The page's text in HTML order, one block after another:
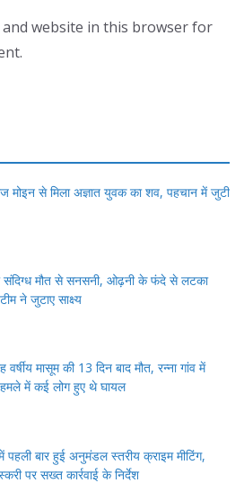
and website in this browser for
मोइन से मिला अज्ञात युवक का शव, पहचान में जुटी
संदिग्ध मौत से सनसनी, ओढ़नी के फंदे से लटका
ने जुटाए साक्ष्य
मासूम की 13 दिन बाद मौत, रन्ना गांव में
में कई लोग हुए थे घायल
पहली बार हुई अनुमंडल स्तरीय क्राइम मीटिंग,
पर सख्त कार्रवाई के निर्देश